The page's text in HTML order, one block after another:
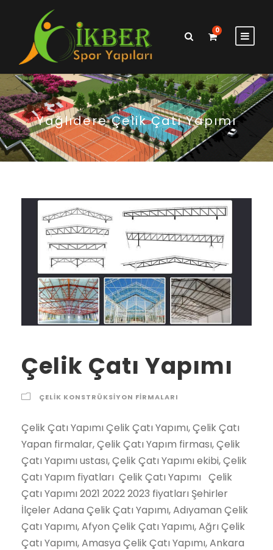
0
Yağlıdere Çelik Çatı Yapımı
Çelik Çatı Yapımı
ÇELIK KONSTRÜKSIYON FIRMALARI
Çelik Çatı Yapımı Çelik Çatı Yapımı, Çelik Çatı Yapan firmalar, Çelik Çatı Yapım firması, Çelik Çatı Yapımı ustası, Çelik Çatı Yapımı ekibi, Çelik Çatı Yapım fiyatları Çelik Çatı Yapımı Çelik Çatı Yapımı 2021 2022 2023 fiyatları Şehirler İlçeler Adana Çelik Çatı Yapımı, Adıyaman Çelik Çatı Yapımı, Afyon Çelik Çatı Yapımı, Ağrı Çelik Çatı Yapımı, Amasya Çelik Çatı Yapımı, Ankara Çelik Çatı Yapımı, Antalya Çelik Çatı Yapımı, Artvin Çelik Çatı Yapımı, Aydın Çelik Çatı Yapımı, Balıkesir Çelik Çatı Yapımı, Bilecik Çelik Çatı Yapımı, Bingöl Çelik Çatı Yapımı, Bitlis Çelik Çatı Yapımı, Bolu Çelik Çatı Yapımı, Burdur Çelik Çatı Yapımı, Bursa Çelik Çatı Yapımı, Çanakkale Çelik Çatı Yapımı, Çankırı Çelik Çatı Yapımı, Çorum Çelik Çatı Yapımı, Denizli Çelik Çatı Yapımı, Diyarbakır Çelik Çatı Yapımı, Edirne Çelik Çatı Yapımı, Elazığ Çelik Çatı Yapımı, Erzincan Çelik Çatı Yapımı, Erzurum Çelik Çatı Yapımı, Eskişehir Çelik Çatı Yapımı, Gaziantep Çelik Çatı Yapımı, Giresun Çelik Çatı Yapımı, Gümüşhane Çelik Çatı Yapımı, Hakkari Çelik Çatı Yapımı, Hatay Çelik Çatı Yapımı, Isparta Çelik Çatı Yapımı, İçel (Mersin) Çelik Çatı Yapımı, İstanbul Çelik Çatı Yapımı, İzmir Çelik Çatı Yapımı, Kars Çelik Çatı Yapımı, Kastamonu Çelik Çatı Yapımı, Kayseri Çelik Çatı Yapımı, Kırklareli Çelik Çatı Yapımı, Kırşehir Çelik Çatı Yapımı, Kocaeli Çelik Çatı Yapımı, Konya Çelik Çatı Yapımı, Kütahya Çelik Çatı Yapımı, Malatya Çelik Çatı Yapımı, Manisa Çelik Çatı Yapımı, K.maraş Çelik Çatı Yapımı, Mardin Çelik Çatı Yapımı, Muğla Çelik Çatı Yapımı, Muş Çelik Çatı Yapımı, Nevşehir Çelik Çatı Yapımı, Niğde Çelik Çatı Yapımı, Ordu Çelik Çatı Yapımı, Rize Çelik Çatı Yapımı, Sakarya Çelik Çatı Yapımı, Samsun Çelik Çatı Yapımı, Siirt Çelik Çatı Yapımı, Sinop Çelik Çatı Yapımı, Sivas Çelik Çatı Yapımı, Tekirdağ Çelik Çatı Yapımı, Tokat Çelik Çatı Yapımı, Trabzon Çelik Çatı Yapımı, Tunceli Çelik Çatı Yapımı, Şanlıurfa Çelik Çatı Yapımı, Uşak Çelik Çatı Yapımı, Van Çelik Çatı Yapımı, Yozgat Çelik Çatı Yapımı, Zonguldak Çelik Çatı Yapımı, Aksaray Çelik Çatı Yapımı, Bayburt Çelik Çatı Yapımı, Karaman Çelik Çatı Yapımı, Kırıkkale Çelik Çatı Yapımı, Batman Çelik Çatı Yapımı, Şırnak Çelik Çatı Yapımı, Bartın Çelik Çatı Yapımı, Ardahan Çelik Çatı Yapımı, Iğdır Çelik Çatı Yapımı, Yalova Çelik Çatı Yapımı, Karabük Çelik Çatı Yapımı, Kilis Çelik Çatı Yapımı, Osmaniye Çelik Çatı Yapımı,Düzce Çelik Çatı Yapımı, İbradı Çelik Çatı Yapımı, Kaş Çelik Çatı Yapımı, Kemer / Antalya Çelik Çatı Yapımı, Kepez Çelik Çatı Yapımı, Konyaaltı Çelik Çatı Yapımı, Korkuteli Çelik Çatı Yapımı, Gündoğmuş Çelik Çatı Yapımı, Alpu Çelik Çatı Yapımı, Beylikova Çelik Çatı Yapımı, Çifteler Çelik Çatı Yapımı, Günyüzü Çelik Çatı Yapımı, Han Çelik Çatı Yapımı, İnönü Çelik Çatı Yapımı, Mahmudiye Çelik Çatı Yapımı, Mihalgazi Çelik Çatı Yapımı, Mihalıççık Çelik Çatı Yapımı, Odunpazarı Çelik Çatı Yapımı, Sarıcakaya Çelik Çatı Yapımı, Seyitgazi Çelik Çatı Yapımı, Sivrihisar Çelik Çatı Yapımı, Tepebaşı Çelik Çatı Yapımı, Araban Çelik Çatı Yapımı, İslahiye Çelik Çatı Yapımı, Karkamış Çelik Çatı Yapımı, Nizip Çelik Çatı Yapımı, Nurdağı Çelik Çatı Yapımı, Oğuzeli Çelik Çatı Yapımı, Şahinbey Çelik Çatı Yapımı, Şehitkamil Çelik Çatı Yapımı, Yavuzeli Çelik Çatı Yapımı, Alucra Çelik Çatı Yapımı, Bulancak Çelik Çatı Yapımı, Çamoluk Çelik Çatı Yapımı, Çanakçı Çelik Çatı Yapımı, Dereli Çelik Çatı Yapımı, Doğankent Çelik Çatı Yapımı, Espiye Çelik Çatı Yapımı, Eynesil Çelik Çatı Yapımı, Giresun Merkez Çelik Çatı Yapımı, Görele Çelik Çatı Yapımı, Güce Çelik Çatı Yapımı, Keşap Çelik Çatı Yapımı, Piraziz Çelik Çatı Yapımı, Şebinkarahisar Çelik Çatı Yapımı, Tirebolu Çelik Çatı Yapımı, Yağlıdere Çelik Çatı Yapımı, Gümüşhane Merkez Çelik Çatı Yapımı, Kelkit Çelik Çatı Yapımı, Köse Çelik Çatı Yapımı, Kürtün Çelik Çatı Yapımı, Şiran Çelik Çatı Yapımı, Torul Çelik Çatı Yapımı, Çukurca Çelik Çatı Yapımı, Hakkari Merkez Çelik Çatı Yapımı, Şemdinli Çelik Çatı Yapımı, Yüksekova Çelik Çatı Yapımı, Altınözü Çelik Çatı Yapımı, Belen Çelik Çatı Yapımı, Dörtyol Çelik Çatı Yapımı, Erzin Çelik Çatı Yapımı, Hassa Çelik Çatı Yapımı, Hatay Merkez Çelik Çatı Yapımı, İskenderun Çelik Çatı Yapımı, Kırıkhan Çelik Çatı Yapımı, Kumlu Çelik Çatı Yapımı, Reyhanlı Çelik Çatı Yapımı, Samandağ Çelik Çatı Yapımı, Yayladağı Çelik Çatı Yapımı, Aksu / Isparta Çelik Çatı Yapımı, Atabey Çelik Çatı Yapımı, Eğirdir Çelik Çatı Yapımı, Gelendost Çelik Çatı Yapımı, Gönen / Isparta Çelik Çatı Yapımı, Isparta Merkez Çelik Çatı Yapımı, Keçiborlu Çelik Çatı Yapımı, Senirkent Çelik Çatı Yapımı, Sütçüler Çelik Çatı Yapımı, Şarkikaraağaç Çelik Çatı Yapımı, Uluborlu Çelik Çatı Yapımı, Yalvaç Çelik Çatı Yapımı, Yenişarbademli Çelik Çatı Yapımı, Akdeniz Çelik Çatı Yapımı, Anamur Çelik Çatı Yapımı, Aydıncık / Mersin Çelik Çatı Yapımı, Bafra Çelik Çatı Yapımı, Canik Çelik Çatı Yapımı, Çarşamba Çelik Çatı Yapımı, Havza Çelik Çatı Yapımı, İlkadım Çelik Çatı Yapımı, Kavak Çelik Çatı Yapımı, Ladik Çelik Çatı Yapımı, Ondokuzmayıs Çelik Çatı Yapımı, Salıpazarı Çelik Çatı Yapımı, Tekkeköy Çelik Çatı Yapımı, Terme Çelik Çatı Yapımı, Vezirköprü Çelik Çatı Yapımı, Yakakent Çelik Çatı Yapımı, Aydınlar Çelik Çatı Yapımı, Baykan Çelik Çatı Yapımı, Eruh Çelik Çatı Yapımı, Kurtalan Çelik Çatı Yapımı, Pervari Çelik Çatı Yapımı, Siirt Merkez Çelik Çatı Yapımı, Şirvan Çelik Çatı Yapımı, Ayancık Çelik Çatı Yapımı, Boyabat Çelik Çatı Yapımı, Dikmen Çelik Çatı Yapımı, Durağan Çelik Çatı Yapımı, Erfelek Çelik Çatı Yapımı, Gerze Çelik Çatı Yapımı, Saraydüzü Çelik Çatı Yapımı, Sinop Merkez Çelik Çatı Yapımı, Türkeli Çelik Çatı Yapımı, Akıncılar Çelik Çatı Yapımı, Altınyayla / Sivas Çelik Çatı Yapımı, Divriği Çelik Çatı Yapımı, Doğanşar Çelik Çatı Yapımı, Gemerek Çelik Çatı Yapımı, Gölova Çelik Çatı Yapımı, Gürün Çelik Çatı Yapımı, Hafik Çelik Çatı Yapımı, İmranlı Çelik Çatı Yapımı, Kangal Çelik Çatı Yapımı, Koyulhisar Çelik Çatı Yapımı, Sivas Merkez Çelik Çatı Yapımı, Suşehri Çelik Çatı Yapımı, Şarkışla Çelik Çatı Yapımı, Ulaş Çelik Çatı Yapımı, Yıldızeli Çelik Çatı Yapımı, Zara Çelik Çatı Yapımı, Çerkezköy Çelik Çatı Yapımı, Çorlu Çelik Çatı Yapımı, Hayrabolu Çelik Çatı Yapımı, Malkara Çelik Çatı Yapımı, Marmaraereğlisi Çelik Çatı Yapımı, Muratlı Çelik Çatı Yapımı, Saray / Tekirdağ Çelik Çatı Yapımı, Şarköy Çelik Çatı Yapımı, Tekirdağ Merkez Çelik Çatı Yapımı, Almus Çelik Çatı Yapımı, Artova Çelik Çatı Yapımı, Başçiftlik Çelik Çatı Yapımı, Erbaa Çelik Çatı Yapımı, Niksar Çelik Çatı Yapımı, Pazar / Tokat Çelik Çatı Yapımı, Reşadiye Çelik Çatı Yapımı, Sulusaray Çelik Çatı Yapımı, Tokat Merkez Çelik Çatı Yapımı, Turhal Çelik Çatı Yapımı, Siyahyurt / Tokat Çelik Çatı Yapımı, Zile Çelik Çatı Yapımı, Akçaabat Çelik Çatı Yapımı, Araklı Çelik Çatı Yapımı, Arsin Çelik Çatı Yapımı, Beşikdüzü Çelik Çatı Yapımı, Çarşıbaşı Çelik Çatı Yapımı, Çaykara Çelik Çatı Yapımı, Dernekpazarı Çelik Çatı Yapımı, Düzköy Çelik Çatı Yapımı, Hayrat Çelik Çatı Yapımı, Köprübaşı / Trabzon Çelik Çatı Yapımı, Maçka Çelik Çatı Yapımı, Of Çelik Çatı Yapımı, Sürmene Çelik Çatı Yapımı, Şalpazarı Çelik Çatı Yapımı, Tonya Çelik Çatı Yapımı, Trabzon Merkez Çelik Çatı Yapımı, Vakfıkebir Çelik Çatı Yapımı, Yomra Çelik Çatı Yapımı, Çemişgezek Çelik Çatı Yapımı, Hozat Çelik Çatı Yapımı, Mazgirt Çelik Çatı Yapımı, Nazımiye Çelik Çatı Yapımı, Ovacık / Tunceli Çelik Çatı Yapımı, Pertek Çelik Çatı Yapımı, Pülümür Çelik Çatı Yapımı, Tunceli Merkez Çelik Çatı Yapımı, Akçakale Çelik Çatı Yapımı, Birecik Çelik Çatı Yapımı, Bozova Çelik Çatı Yapımı, Ceylanpınar Çelik Çatı Yapımı, Halfeti Çelik Çatı Yapımı, Harran Çelik Çatı Yapımı, Hilvan Çelik Çatı Yapımı, Siverek Çelik Çatı Yapımı, Suruç Çelik Çatı Yapımı, Şanlıurfa Merkez Çelik Çatı Yapımı, Viranşehir Çelik Çatı Yapımı, Banaz Çelik Çatı Yapımı, Eşme Çelik Çatı Yapımı, Karahallı Çelik Çatı Yapımı, Sivaslı Çelik Çatı Yapımı, Ulubey / Uşak Çelik Çatı Yapımı, Uşak Merkez Çelik Çatı Yapımı, Bahçesaray Çelik Çatı Yapımı, Başkale Çelik Çatı Yapımı, Çaldıran Çelik Çatı Yapımı, Çatak Çelik Çatı Yapımı, Edremit / Van Çelik Çatı Yapımı, Erciş Çelik Çatı Yapımı, Gevaş Çelik Çatı Yapımı, Gürpınar Çelik Çatı Yapımı, Muradiye Çelik Çatı Yapımı, Özalp Çelik Çatı Yapımı, Saray / Van Çelik Çatı Yapımı, Van Merkez Çelik Çatı Yapımı, Akdağmadeni Çelik Çatı Yapımı, Aydıncık / Yozgat Çelik Çatı Yapımı, Boğazlıyan Çelik Çatı Yapımı, Çandır Çelik Çatı Yapımı, Çayıralan Çelik Çatı Yapımı, Çekerek Çelik Çatı Yapımı, Kadışehri Çelik Çatı Yapımı, Saraykent Çelik Çatı Yapımı, Sarıkaya Çelik Çatı Yapımı, Sorgun Çelik Çatı Yapımı, Şefaatli Çelik Çatı Yapımı, Yenifakılı Çelik Çatı Yapımı, Yerköy Çelik Çatı Yapımı, Yozgat Merkez Çelik Çatı Yapımı, Alaplı Çelik Çatı Yapımı, Çaycuma Çelik Çatı Yapımı, Devrek Çelik Çatı Yapımı, Ereğli / Zonguldak Çelik Çatı Yapımı, Gökçebey Çelik Çatı Yapımı, Zonguldak Merkez Çelik Çatı Yapımı, Ağaçören Çelik Çatı Yapımı, Aksaray Merkez Çelik Çatı Yapımı, Eskil Çelik Çatı Yapımı, Gülağaç Çelik Çatı Yapımı, Güzelyurt Çelik Çatı Yapımı, Ortaköy Çelik Çatı Yapımı, Sarıyahşi Çelik Çatı Yapımı, Aydıntepe Çelik Çatı Yapımı, Bayburt Merkez Çelik Çatı Yapımı, Demirözü Çelik Çatı Yapımı, Ayrancı Çelik Çatı Yapımı, Başyayla Çelik Çatı Yapımı, Ermenek Çelik Çatı Yapımı, Karaman Merkez Çelik Çatı Yapımı, Kazımkarabekir Çelik Çatı Yapımı, Sarıveliler Çelik Çatı Yapımı, Bahşili Çelik Çatı Yapımı, Balışeyh Çelik Çatı Yapımı, Çelebi Çelik Çatı Yapımı, Delice Çelik Çatı Yapımı, Karakeçili Çelik Çatı Yapımı, Keskin Çelik Çatı Yapımı, Kırıkkale Merkez Çelik Çatı Yapımı, Sulakyurt Çelik Çatı Yapımı, Yahşihan Çelik Çatı Yapımı, Batman Merkez Çelik Çatı Yapımı, Beşiri Çelik Çatı Yapımı, Gercüş Çelik Çatı Yapımı, Hasankeyf Çelik Çatı Yapımı, Kozluk Çelik Çatı Yapımı, Sason Çelik Çatı Yapımı, Beytüşşebap Çelik Çatı Yapımı, Cizre Çelik Çatı Yapımı, Güçlükonak Çelik Çatı Yapımı, İdil Çelik Çatı Yapımı, Silopi Çelik Çatı Yapımı, Şırnak Merkez Çelik Çatı Yapımı, Uludere Çelik Çatı Yapımı, Amasra Çelik Çatı Yapımı, Bartın Merkez Çelik Çatı Yapımı, Kurucaşile Çelik Çatı Yapımı, Ulus Çelik Çatı Yapımı, Ardahan Merkez Çelik